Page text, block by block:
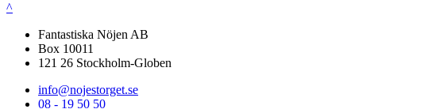
^
Fantastiska Nöjen AB
Box 10011
121 26 Stockholm-Globen
info@nojestorget.se
08 - 19 50 50